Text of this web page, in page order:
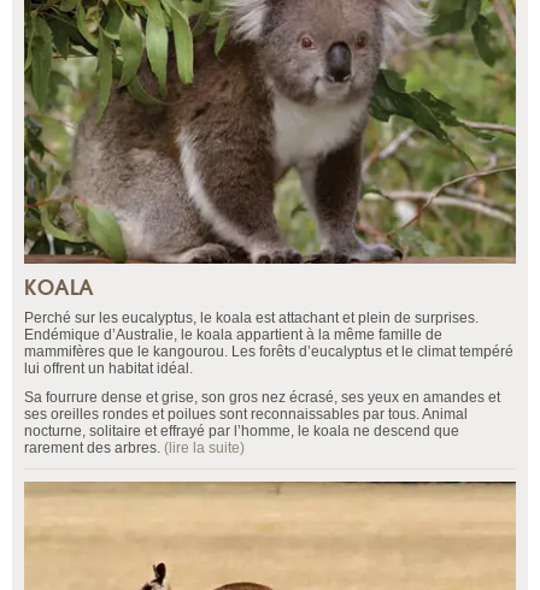
KOALA
Perché sur les eucalyptus, le koala est attachant et plein de surprises.
Endémique d’Australie, le koala appartient à la même famille de
mammifères que le kangourou. Les forêts d’eucalyptus et le climat tempéré
lui offrent un habitat idéal.
Sa fourrure dense et grise, son gros nez écrasé, ses yeux en amandes et
ses oreilles rondes et poilues sont reconnaissables par tous. Animal
nocturne, solitaire et effrayé par l’homme, le koala ne descend que
rarement des arbres. (lire la suite)